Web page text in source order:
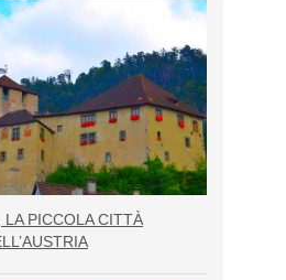
LA PICCOLA CITTÀ